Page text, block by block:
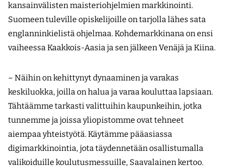
kansainvälisten maisteriohjelmien markkinointi.
Suomeen tuleville opiskelijoille on tarjolla lähes sata
englanninkielistä ohjelmaa. Kohdemarkkinana on ensi
vaiheessa Kaakkois-Aasia ja sen jälkeen Venäjä ja Kiina.
– Näihin on kehittynyt dynaaminen ja varakas
keskiluokka, joilla on halua ja varaa kouluttaa lapsiaan.
Tähtäämme tarkasti valittuihin kaupunkeihin, jotka
tunnemme ja joissa yliopistomme ovat tehneet
aiempaa yhteistyötä. Käytämme pääasiassa
digimarkkinointia, jota täydennetään osallistumalla
valikoiduille koulutusmessuille, Saavalainen kertoo.